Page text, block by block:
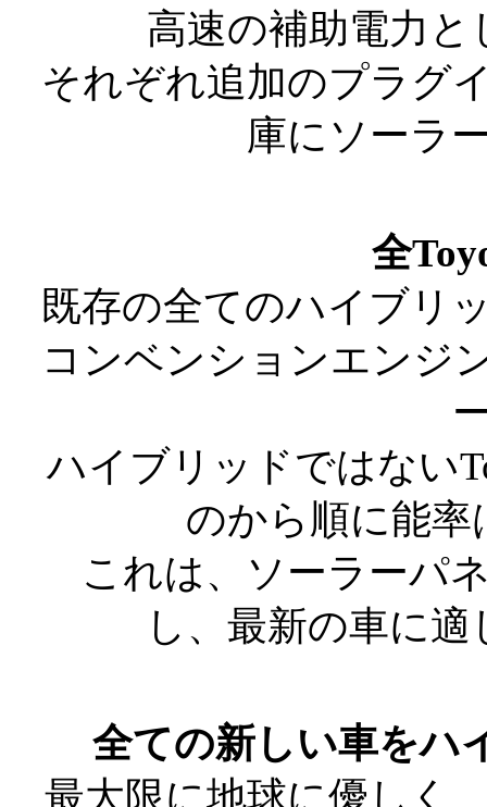
高速の補助電力
それぞれ追加のプラグ
庫にソーラ
全
既存の全てのハイブリ
コンベンションエンジ
ハイブリッドではない
のから順に能
これは、ソーラーパ
し、最新の車に
全ての新しい車をハ
最大限に地球に優しく